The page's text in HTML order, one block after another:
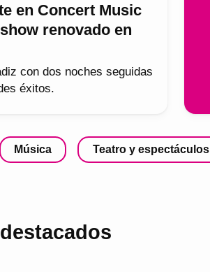
en Concert Music
renovado en
con dos noches seguidas
éxitos.
Música Teatro y espectáculos